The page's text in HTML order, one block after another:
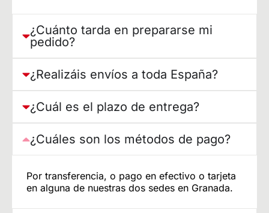
¿Cuánto tarda en prepararse mi
pedido?
¿Realizáis envíos a toda España?
¿Cuál es el plazo de entrega?
¿Cuáles son los métodos de pago?
Por transferencia, o pago en efectivo o tarjeta
en alguna de nuestras dos sedes en Granada.